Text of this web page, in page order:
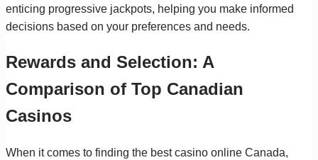
enticing progressive jackpots, helping you make informed
decisions based on your preferences and needs.
Rewards and Selection: A
Comparison of Top Canadian
Casinos
When it comes to finding the best casino online Canada,